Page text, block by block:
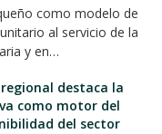
como modelo de
al servicio de la
y en…
destaca la
como motor del
del sector